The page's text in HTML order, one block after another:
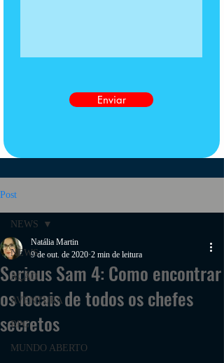
Enviar
Post
NEWS
AÇÃO
AVENTURA
RPG
MUNDO ABERTO
NEWS
Serious Sam 4: Como encontrar
os locais de todos os chefes
secretos
Natália Martin
9 de out. de 2020 2 min de leitura